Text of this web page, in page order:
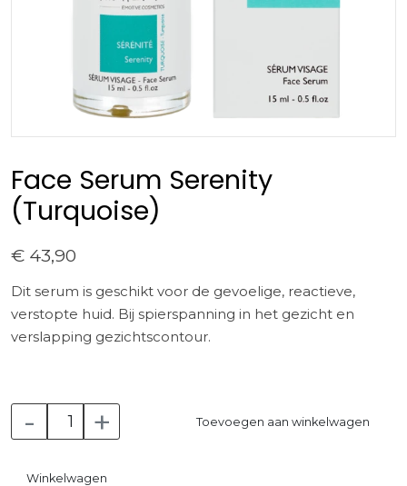
Face Serum Serenity
(Turquoise)
€ 43,90
Dit serum is geschikt voor de gevoelige, reactieve,
verstopte huid. Bij spierspanning in het gezicht en
verslapping gezichtscontour.
- + Toevoegen aan winkelwagen
Winkelwagen